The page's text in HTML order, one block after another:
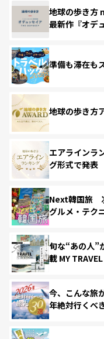
地球の歩き方
最新作『オデ
準備も滞在も
地球の歩き方
エアラインラ
グ形式で発表
Next韓国旅
グルメ・テク
旬な“あの人”
載 MY
今、こんな旅
年絶対行くべ